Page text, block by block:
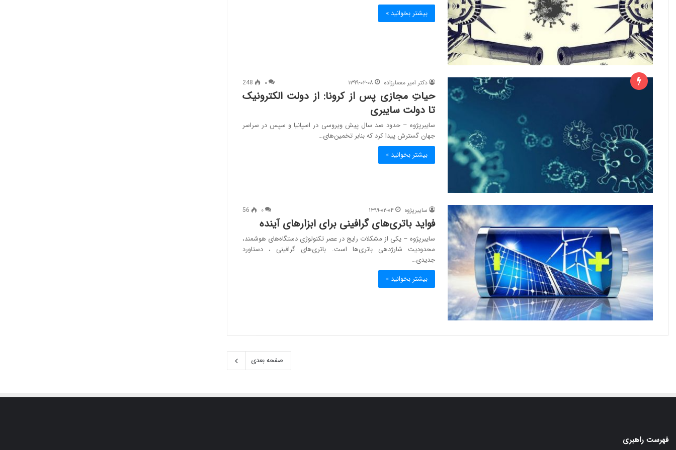
بیشتر بخوانید »
دکتر امیر معمارزاده ۱۳۹۹-۰۲-۰۸ ۰ 248
حیاتِ مجازی پس از کرونا:‌ از دولت الکترونیک
تا دولت سایبری
سایبرپژوه – حدود صد سال پیش ویروسی در اسپانیا و سپس در سراسر
جهان گسترش پیدا کرد که بنابر تخمین‌های…
بیشتر بخوانید »
سایبرپژوه ۱۳۹۹-۰۲-۰۴ ۰ 56
فواید باتری‌های گرافینی برای ابزارهای آینده
سایبرپژوه – یکی از مشکلات رایج در عصر تکنولوژی دستگاه‌های هوشمند،
محدودیت شارژدهی باتری‌ها است. باتری‌های گرافینی ، دستاورد
جدیدی…
بیشتر بخوانید »
صفحه بعدی
فهرست راهبری